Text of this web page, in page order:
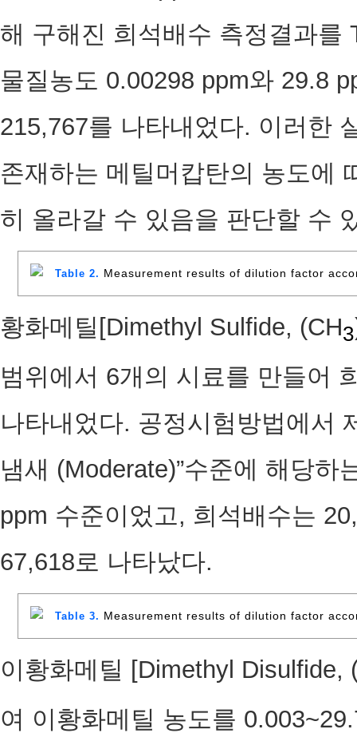
해 구해진 희석배수 측정결과를
물질농도 0.00298 ppm와 29.8
215,767를 나타내었다. 이러한
존재하는 메틸머캅탄의 농도에
히 올라갈 수 있음을 판단할 수
Table 2. Measurement results of dilution factor
황화메틸[Dimethyl Sulfide, (CH3
범위에서 6개의 시료를 만들어
나타내었다. 공정시험방법에서
냄새 (Moderate)”수준에 해당하
ppm 수준이었고, 희석배수는
67,618로 나타났다.
Table 3. Measurement results of dilution factor
이황화메틸 [Dimethyl Disulfide,
여 이황화메틸 농도를